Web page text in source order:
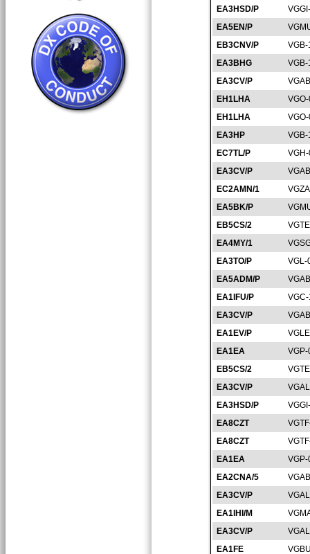
EA3HSD/P
EA5EN/P
EB3CNV/P
EA3BHG
EA3CV/P
EH1LHA
EH1LHA
EA3HP
EC7TL/P
EA3CV/P
EC2AMN/1
EA5BK/P
EB5CS/2
EA4MY/1
EA3TO/P
VGL-
EA5ADM/P
EA1IFU/P
EA3CV/P
EA1EV/P
EA1EA
EB5CS/2
EA3CV/P
EA3HSD/P
EA8CZT
EA8CZT
EA1EA
EA2CNA/5
EA3CV/P
EA1IHI/M
EA3CV/P
EA1FE